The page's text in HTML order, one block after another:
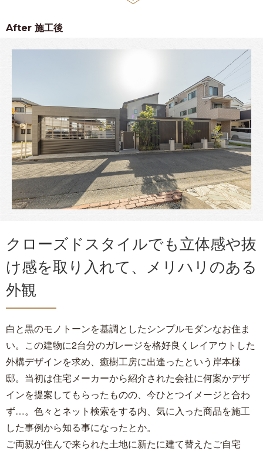
After 施工後
クローズドスタイルでも立体感や抜
け感を取り入れて、メリハリのある
外観
白と黒のモノトーンを基調としたシンプルモダンなお住ま
い。この建物に2台分のガレージを格好良くレイアウトした
外構デザインを求め、癒樹工房に出逢ったという岸本様
邸。当初は住宅メーカーから紹介された会社に何案かデザ
インを提案してもらったものの、今ひとつイメージと合わ
ず…。色々とネット検索をする内、気に入った商品を施工
した事例から知る事になったとか。
ご両親が住んで来られた土地に新たに建て替えたご自宅